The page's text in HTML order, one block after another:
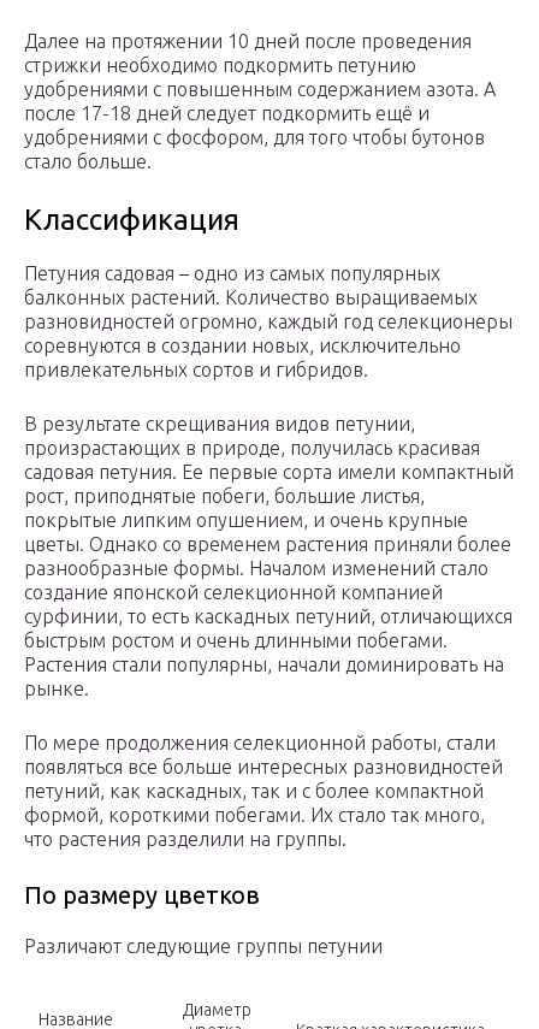
Далее на протяжении 10 дней после проведения
стрижки необходимо подкормить петунию
удобрениями с повышенным содержанием азота. А
после 17-18 дней следует подкормить ещё и
удобрениями с фосфором, для того чтобы бутонов
стало больше.
Классификация
Петуния садовая – одно из самых популярных
балконных растений. Количество выращиваемых
разновидностей огромно, каждый год селекционеры
соревнуются в создании новых, исключительно
привлекательных сортов и гибридов.
В результате скрещивания видов петунии,
произрастающих в природе, получилась красивая
садовая петуния. Ее первые сорта имели компактный
рост, приподнятые побеги, большие листья,
покрытые липким опушением, и очень крупные
цветы. Однако со временем растения приняли более
разнообразные формы. Началом изменений стало
создание японской селекционной компанией
сурфинии, то есть каскадных петуний, отличающихся
быстрым ростом и очень длинными побегами.
Растения стали популярны, начали доминировать на
рынке.
По мере продолжения селекционной работы, стали
появляться все больше интересных разновидностей
петуний, как каскадных, так и с более компактной
формой, короткими побегами. Их стало так много,
что растения разделили на группы.
По размеру цветков
Различают следующие группы петунии
Название
Диаметр